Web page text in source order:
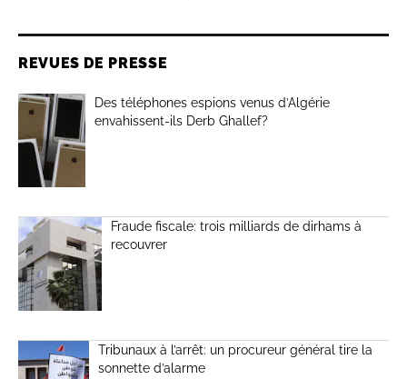
REVUES DE PRESSE
Des téléphones espions venus d’Algérie
envahissent-ils Derb Ghallef?
Fraude fiscale: trois milliards de dirhams à
recouvrer
Tribunaux à l’arrêt: un procureur général tire la
sonnette d’alarme